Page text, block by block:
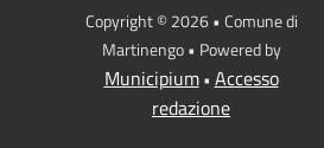
Copyright © 2026 • Comune di
Martinengo • Powered by
Municipium• Accesso
redazione